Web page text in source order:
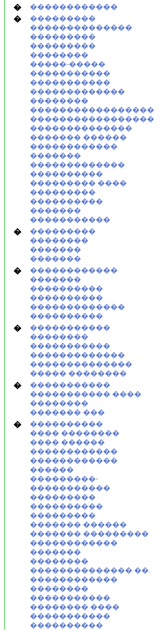
� ������������
�
���������
��������������
���������
���������
��������
�����-�����
�����������
�����������
�������������
��������
�����������������
�����������������
��������������
������� ������
������������
�������
�������������
����������
��������� ����
���������
����������
�������
�����������
�
���������
��������
�������
�������
�
������������
�������
����������
����������
�������������
����������
�
�����������
��������
�����������
�������������
��������������
����� ��������
�
�����������
����������� ����
��������
������� ���
�
����������
���� ��������
���� ������
������������
������������
������
���������-
�����������
���������
����������
���������
������� ������
������� ���������
������������
�������
��������
�������������� ��.
������������
��������
�����������
�������� ����
�����������
����������